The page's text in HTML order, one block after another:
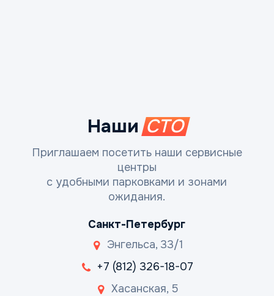
Наши СТО
Приглашаем посетить наши сервисные
центры
с удобными парковками и зонами
ожидания.
Санкт-Петербург
Энгельса, 33/1
+7 (812) 326-18-07
Хасанская, 5